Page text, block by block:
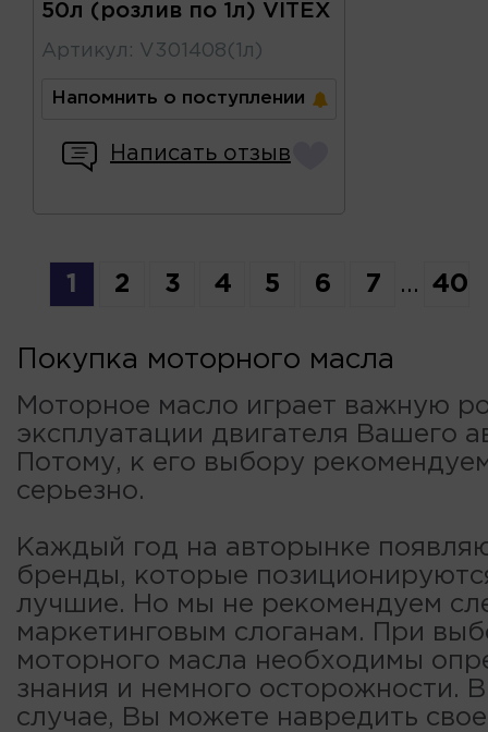
50л (розлив по 1л) VITEX
Артикул : V301408(1л)
Напомнить о поступлении
Написать отзыв
1 2 3 4 5 6 7 ... 40
Покупка моторного масла
Моторное масло играет важную
эксплуатации двигателя Вашего
Потому, к его выбору
серьезно.
Каждый год на авторынке
бренды, которые
лучшие. Но мы не рекомендуем
маркетинговым слоганам. При
моторного масла необходимы
знания и немного осторожности.
случае, Вы можете навредить